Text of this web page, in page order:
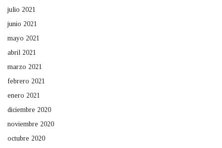
julio 2021
junio 2021
mayo 2021
abril 2021
marzo 2021
febrero 2021
enero 2021
diciembre 2020
noviembre 2020
octubre 2020